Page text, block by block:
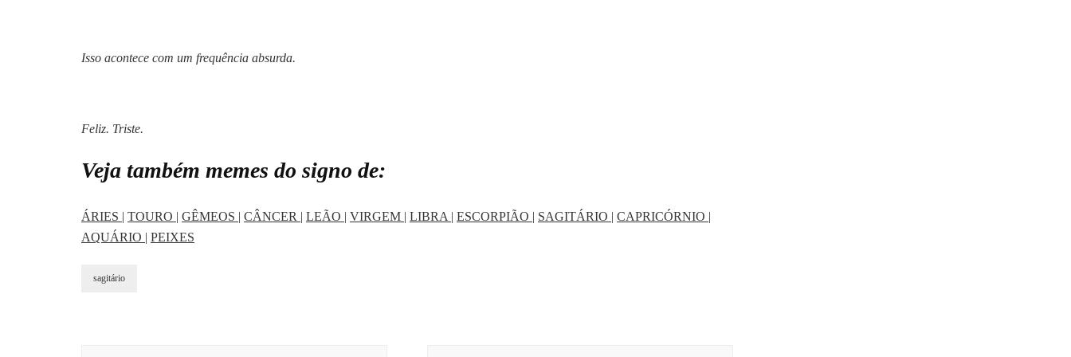
Isso acontece com um frequência absurda.
Feliz. Triste.
Veja também memes do signo de:
ÁRIES | TOURO | GÊMEOS | CÂNCER | LEÃO | VIRGEM | LIBRA | ESCORPIÃO | SAGITÁRIO | CAPRICÓRNIO |
AQUÁRIO | PEIXES
sagitário